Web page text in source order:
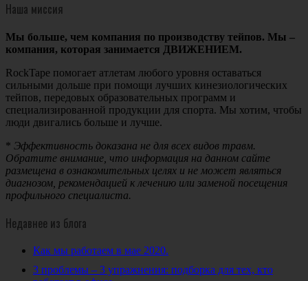
Наша миссия
Мы больше, чем компания по производству тейпов. Мы –
компания, которая занимается ДВИЖЕНИЕМ.
RockTape помогает атлетам любого уровня оставаться
сильными дольше при помощи лучших кинезиологических
тейпов, передовых образовательных программ и
специализированной продукции для спорта. Мы хотим, чтобы
люди двигались больше и лучше.
* Эффективность доказана не для всех видов травм.
Обратите внимание, что информация на данном сайте
размещена в ознакомительных целях и не может являться
диагнозом, рекомендацией к лечению или заменой посещения
профильного специалиста.
Недавнее из блога
Как мы работаем в мае 2020.
3 проблемы – 3 упражнения: подборка для тех, кто